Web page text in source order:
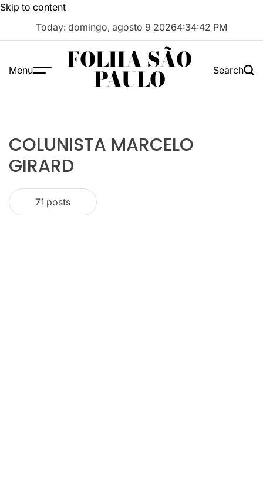
Skip to content
Today: domingo, agosto 9 20264:34:42 PM
Menu FOLHA SÃO
PAULO Search
COLUNISTA MARCELO
GIRARD
71 posts